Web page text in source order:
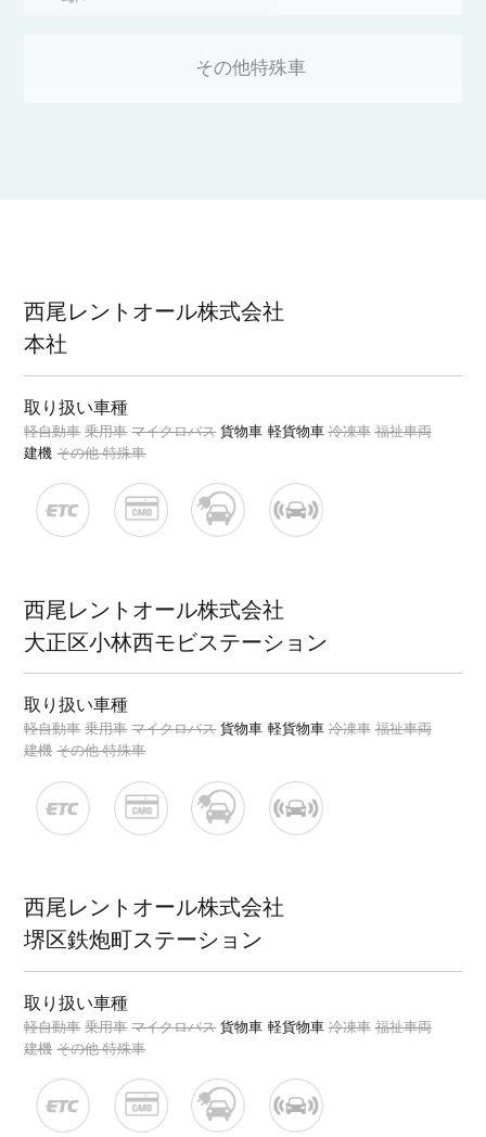
その他特殊車
西尾レントオール株式会社
本社
取り扱い車種
軽自動車 乗用車 マイクロバス 貨物車 軽貨物車 冷凍車 福祉車両
建機 その他 特殊車
西尾レントオール株式会社
大正区小林西モビステーション
取り扱い車種
軽自動車 乗用車 マイクロバス 貨物車 軽貨物車 冷凍車 福祉車両
建機 その他 特殊車
西尾レントオール株式会社
堺区鉄炮町ステーション
取り扱い車種
軽自動車 乗用車 マイクロバス 貨物車 軽貨物車 冷凍車 福祉車両
建機 その他 特殊車